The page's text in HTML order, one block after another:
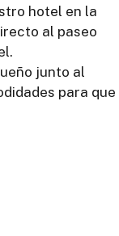
hotel en la
al paseo
junto al
para que